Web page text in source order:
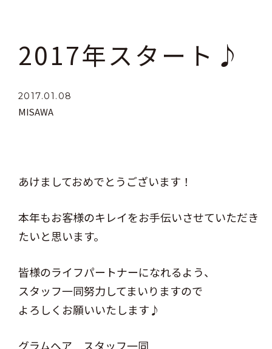
2017年スタート♪
2017.01.08
MISAWA
あけましておめでとうございます！
本年もお客様のキレイをお手伝いさせていただき
たいと思います。
皆様のライフパートナーになれるよう、
スタッフ一同努力してまいりますので
よろしくお願いいたします♪
グラムヘア スタッフ一同